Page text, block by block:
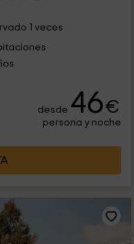
1 veces
desde 46€
persona y noche